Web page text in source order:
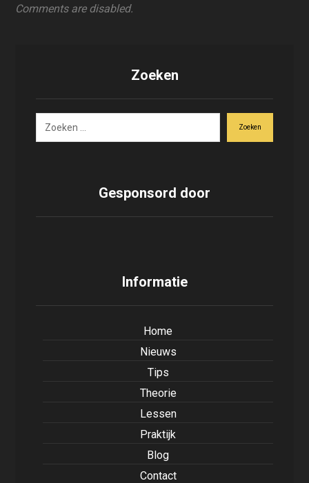
Comments are disabled.
Zoeken
Zoeken
Gesponsord door
Informatie
Home
Nieuws
Tips
Theorie
Lessen
Praktijk
Blog
Contact